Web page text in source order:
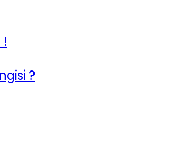
?